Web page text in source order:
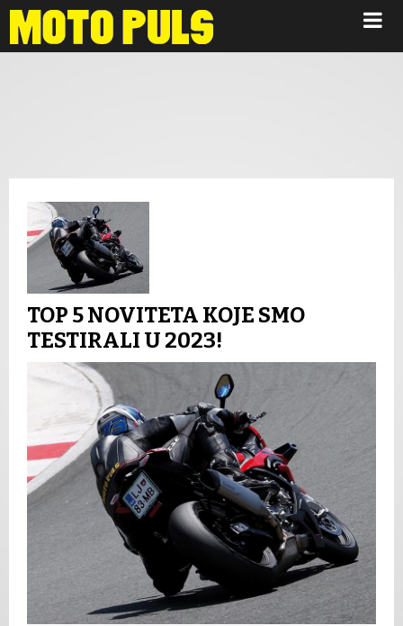
TOP 5 NOVITETA KOJE SMO
TESTIRALI U 2023!